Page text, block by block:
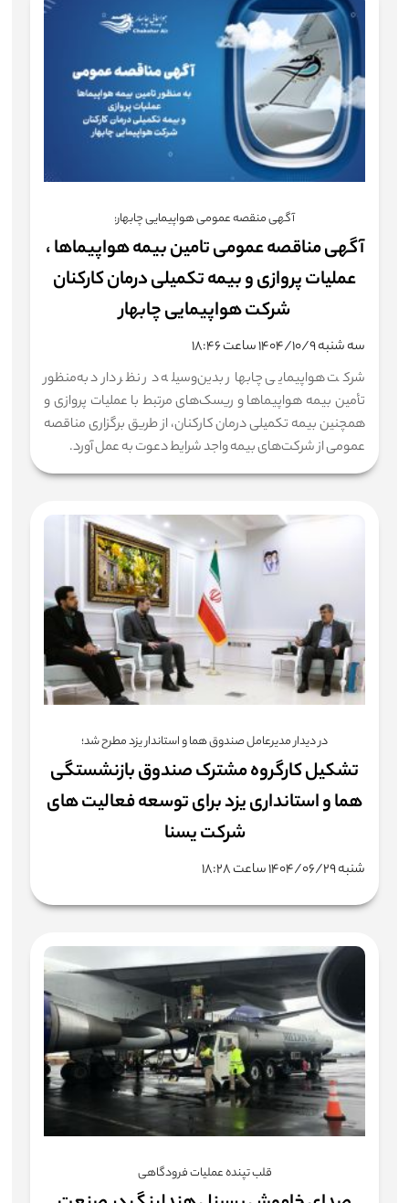
اطلاع‌رسانی
میزخدمت
چندرسانه‌ای
شرکت‌ها
آمار و اطلاعات
تماس با ما
ارتباط با مدیرعامل
آگهی منقصه عمومی هواپیمایی چابهار:
آگهی مناقصه عمومی تامین بیمه هواپیماها ،
عملیات پروازی و بیمه تکمیلی درمان کارکنان
شرکت هواپیمایی چابهار
سه شنبه ۱۴۰۴/۱۰/۹ ساعت ۱۸:۴۶
شرکت هواپیمایی چابهار بدین‌وسیله در نظر دارد به‌منظور
تأمین بیمه هواپیماها و ریسک‌های مرتبط با عملیات پروازی و
همچنین بیمه تکمیلی درمان کارکنان، از طریق برگزاری مناقصه
عمومی از شرکت‌های بیمه واجد شرایط دعوت به عمل آورد.
در دیدار مدیرعامل صندوق هما و استاندار یزد مطرح شد؛
تشکیل کارگروه مشترک صندوق بازنشستگی
هما و استانداری یزد برای توسعه فعالیت های
شرکت یسنا
شنبه ۱۴۰۴/۰۶/۲۹ ساعت ۱۸:۲۸
قلب تپنده عملیات فرودگاهی